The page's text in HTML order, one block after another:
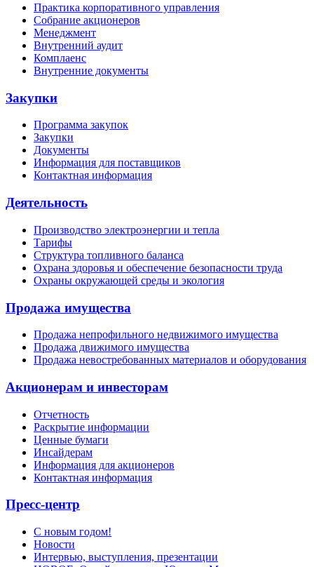
Практика корпоративного управления
Собрание акционеров
Менеджмент
Внутренний аудит
Комплаенс
Внутренние документы
Закупки
Программа закупок
Закупки
Документы
Информация для поставщиков
Контактная информация
Деятельность
Производство электроэнергии и тепла
Тарифы
Структура топливного баланса
Охрана здоровья и обеспечение безопасности труда
Охраны окружающей среды и экология
Продажа имущества
Продажа непрофильного недвижимого имущества
Продажа движимого имущества
Продажа невостребованных материалов и оборудования
Акционерам и инвесторам
Отчетность
Раскрытие информации
Ценные бумаги
Инсайдерам
Информация для акционеров
Контактная информация
Пресс-центр
С новым годом!
Новости
Интервью, выступления, презентации